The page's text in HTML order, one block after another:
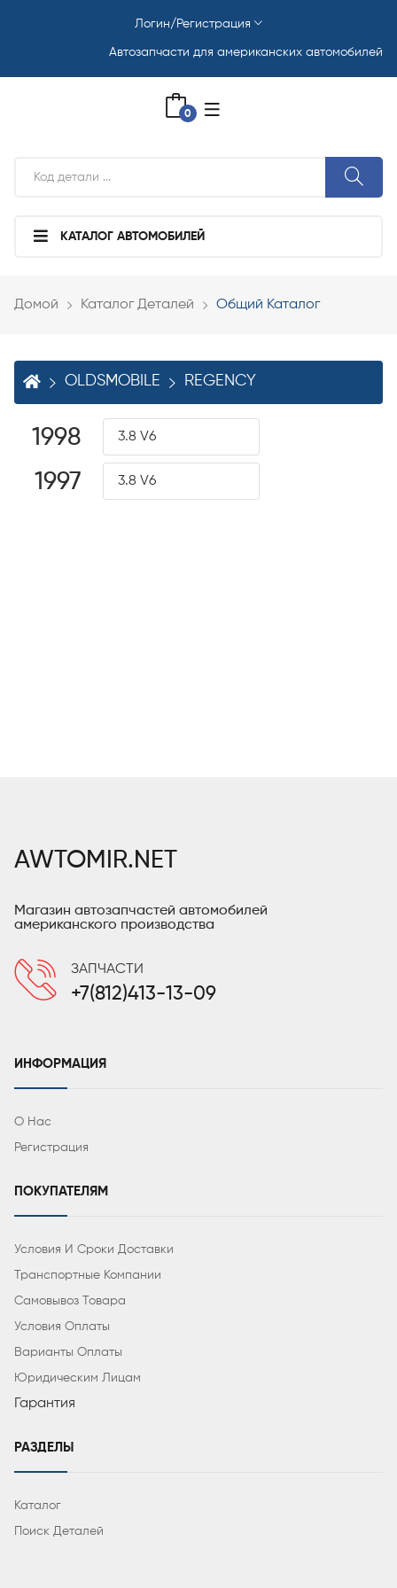
Автозапчасти для американских автомобилей
Логин/Регистрация
0
КАТАЛОГ АВТОМОБИЛЕЙ
Домой Каталог Деталей Общий Каталог
OLDSMOBILE REGENCY
1998 3.8 V6
1997 3.8 V6
AWTOMIR.NET
Магазин автозапчастей автомобилей
американского производства
ЗАПЧАСТИ
+7(812)413-13-09
ИНФОРМАЦИЯ
О Нас
Регистрация
ПОКУПАТЕЛЯМ
Условия И Сроки Доставки
Транспортные Компании
Самовывоз Товара
Условия Оплаты
Варианты Оплаты
Юридическим Лицам
Гарантия
РАЗДЕЛЫ
Каталог
Поиск Деталей